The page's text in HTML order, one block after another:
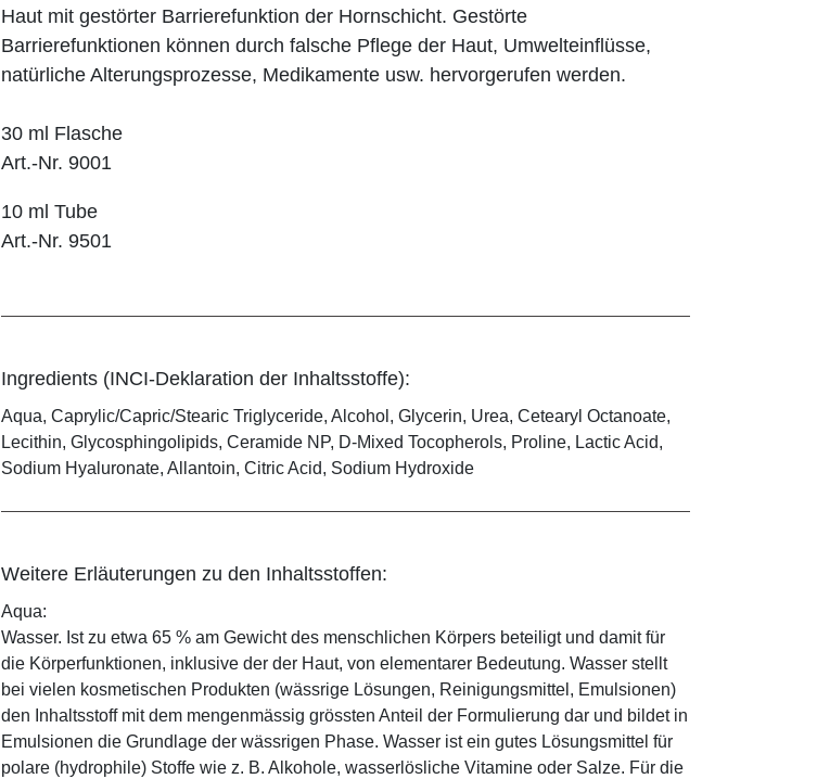
Haut mit gestörter Barrierefunktion der Hornschicht. Gestörte
Barrierefunktionen können durch falsche Pflege der Haut, Umwelteinflüsse,
natürliche Alterungsprozesse, Medikamente usw. hervorgerufen werden.
30 ml Flasche
Art.-Nr. 9001
10 ml Tube
Art.-Nr. 9501
Ingredients (INCI-Deklaration der Inhaltsstoffe):
Aqua, Caprylic/Capric/Stearic Triglyceride, Alcohol, Glycerin, Urea, Cetearyl Octanoate,
Lecithin, Glycosphingolipids, Ceramide NP, D-Mixed Tocopherols, Proline, Lactic Acid,
Sodium Hyaluronate, Allantoin, Citric Acid, Sodium Hydroxide
Weitere Erläuterungen zu den Inhaltsstoffen:
Aqua:
Wasser. Ist zu etwa 65 % am Gewicht des menschlichen Körpers beteiligt und damit für
die Körperfunktionen, inklusive der der Haut, von elementarer Bedeutung. Wasser stellt
bei vielen kosmetischen Produkten (wässrige Lösungen, Reinigungsmittel, Emulsionen)
den Inhaltsstoff mit dem mengenmässig grössten Anteil der Formulierung dar und bildet in
Emulsionen die Grundlage der wässrigen Phase. Wasser ist ein gutes Lösungsmittel für
polare (hydrophile) Stoffe wie z. B. Alkohole, wasserlösliche Vitamine oder Salze. Für die